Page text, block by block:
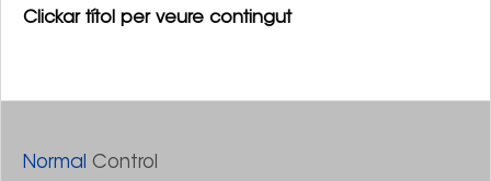
Clickar títol per veure contingut
Normal Control